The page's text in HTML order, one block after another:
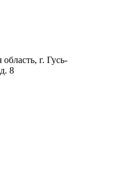
г. Гусь-
8